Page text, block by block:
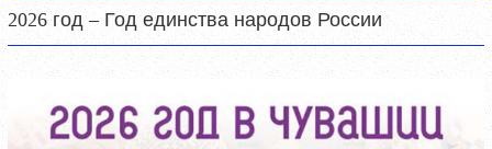
2026 год – Год единства народов России